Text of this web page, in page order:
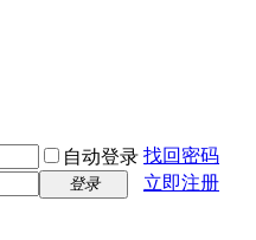
自动登录 找回密码
登录
立即注册